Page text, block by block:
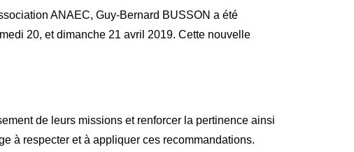
ANAEC, Guy-Bernard BUSSON a été
20, et dimanche 21 avril 2019. Cette nouvelle
de leurs missions et renforcer la pertinence ainsi
à respecter et à appliquer ces recommandations.